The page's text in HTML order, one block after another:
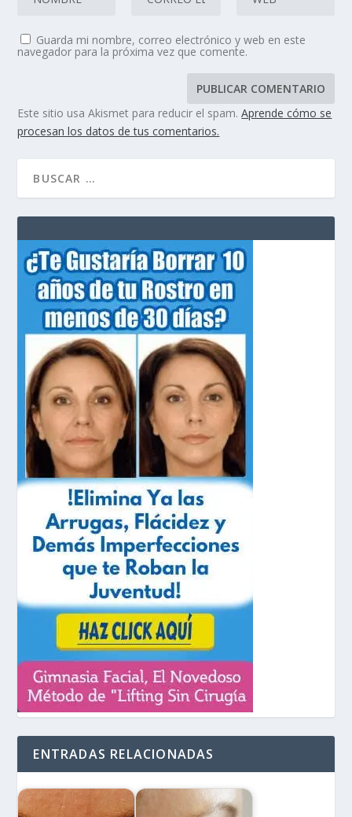
Guarda mi nombre, correo electrónico y web en este
navegador para la próxima vez que comente.
Este sitio usa Akismet para reducir el spam.Aprende cómo se
procesan los datos de tus comentarios.
ENTRADAS RELACIONADAS